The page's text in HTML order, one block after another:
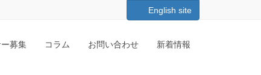
English site
募集 コラム お問い合わせ 新着情報